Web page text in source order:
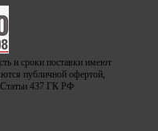
и сроки поставки имеют
публичной офертой,
437 ГК РФ